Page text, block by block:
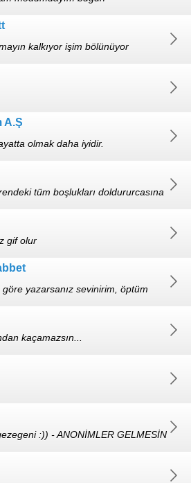
kalkıyor işim bölünüyor
A.Ş
olmak daha iyidir.
tüm boşlukları doldururcasına
yer onsuzluktan kuruyup
gif olur
yazarsanız sevinirim, öptüm
kaçamazsın...
:)) - ANONİMLER GELMESİN